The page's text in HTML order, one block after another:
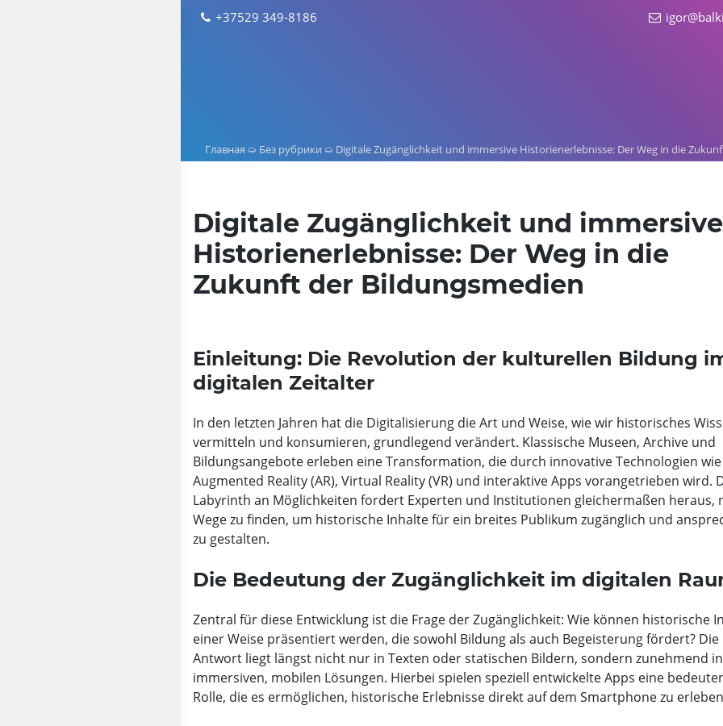
Skip
+37529 349-8186
Главная ➯ Без рубрики ➯ Digitale Zugänglichkeit und immersive Historienerlebnisse: Der Weg in die
Digitale Zugänglichkeit und immersive
Historienerlebnisse: Der Weg in die
Zukunft der Bildungsmedien
Einleitung: Die Revolution der kulturellen Bildung
digitalen Zeitalter
In den letzten Jahren hat die Digitalisierung die Art und Weise, wie wir historisches
vermitteln und konsumieren, grundlegend verändert. Klassische Museen, Archive und
Bildungsangebote erleben eine Transformation, die durch innovative Technologien wie
Augmented Reality (AR), Virtual Reality (VR) und interaktive Apps vorangetrieben wird.
Labyrinth an Möglichkeiten fordert Experten und Institutionen gleichermaßen heraus,
Wege zu finden, um historische Inhalte für ein breites Publikum zugänglich und
zu gestalten.
Die Bedeutung der Zugänglichkeit im digitalen
Zentral für diese Entwicklung ist die Frage der Zugänglichkeit: Wie können historische
einer Weise präsentiert werden, die sowohl Bildung als auch Begeisterung fördert? Die
Antwort liegt längst nicht nur in Texten oder statischen Bildern, sondern zunehmend in
immersiven, mobilen Lösungen. Hierbei spielen speziell entwickelte Apps eine
Rolle, die es ermöglichen, historische Erlebnisse direkt auf dem Smartphone zu